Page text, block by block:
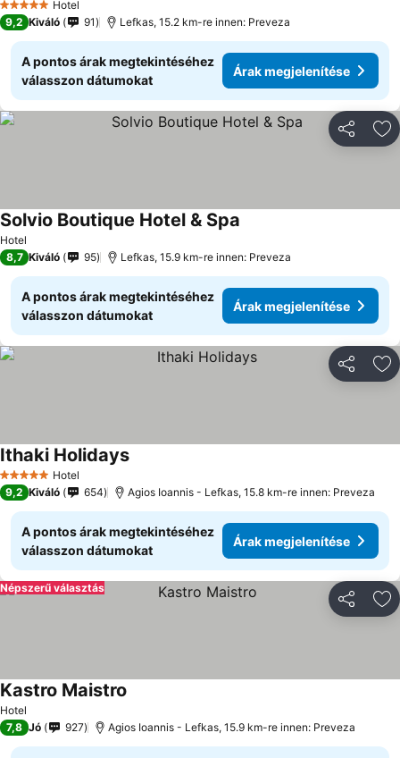
5 KategóriaHotel
9,2 Kiváló 91 Lefkas, 15.2 km-re innen: Preveza
A pontos árak megtekintéséhez
válasszon dátumokat
Árak megjelenítése
Hotel
Solvio Boutique Hotel & Spa
8,7 Kiváló 95 Lefkas, 15.9 km-re innen: Preveza
A pontos árak megtekintéséhez
válasszon dátumokat
Árak megjelenítése
5 KategóriaHotel
Ithaki Holidays
9,2 Kiváló 654 Agios Ioannis - Lefkas, 15.8 km-re innen: Preveza
A pontos árak megtekintéséhez
válasszon dátumokat
Árak megjelenítése
Népszerű választás
Hotel
Kastro Maistro
7,8 Jó 927 Agios Ioannis - Lefkas, 15.9 km-re innen: Preveza